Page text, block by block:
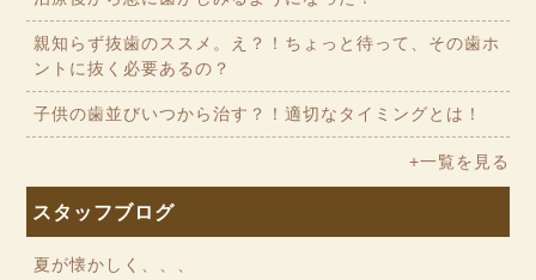
親知らず抜歯のススメ。え？！ちょっと待って、その歯ホ
ントに抜く必要あるの？
子供の歯並びいつから治す？！適切なタイミングとは！
+一覧を見る
スタッフブログ
夏が懐かしく、、、